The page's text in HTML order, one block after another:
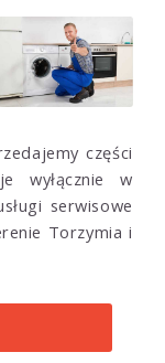
części
wyłącznie w
serwisowe
Torzymia i